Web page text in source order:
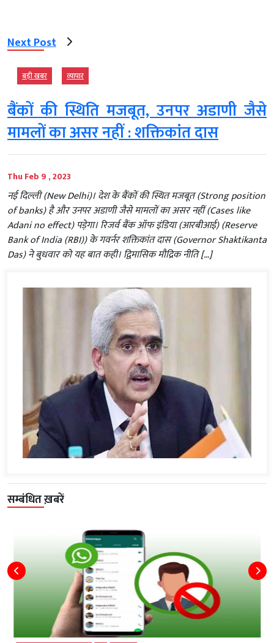
Next Post
बड़ी खबर व्‍यापार
बैंकों की स्थिति मजबूत, उनपर अडाणी जैसे
मामलों का असर नहीं : शक्तिकांत दास
Thu Feb 9 , 2023
नई दिल्ली (New Delhi)। देश के बैंकों की स्थित मजबूत (Strong position
of banks) है और उनपर अडाणी जैसे मामलों का असर नहीं (Cases like
Adani no effect) पड़ेगा। रिजर्व बैंक ऑफ इंडिया (आरबीआई) (Reserve
Bank of India (RBI)) के गवर्नर शक्तिकांत दास (Governor Shaktikanta
Das) ने बुधवार को यह बात कही। द्विमासिक मौद्रिक नीति […]
सम्बंधित ख़बरें